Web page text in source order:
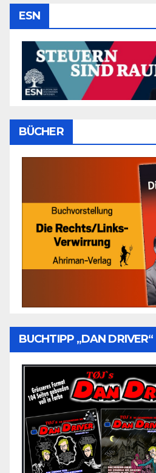
ESN
BÜCHER
BUCHTIPP „DAN DRIVER“